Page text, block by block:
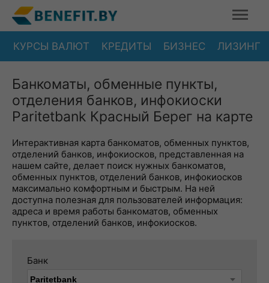
КУРСЫ ВАЛЮТ КРЕДИТЫ БИЗНЕС ЛИЗИНГ
Банкоматы, обменные пункты,
отделения банков, инфокиоски
Paritetbank Красный Берег на карте
Интерактивная карта банкоматов, обменных пунктов,
отделений банков, инфокиосков, представленная на
нашем сайте, делает поиск нужных банкоматов,
обменных пунктов, отделений банков, инфокиосков
максимально комфортным и быстрым. На ней
доступна полезная для пользователей информация:
адреса и время работы банкоматов, обменных
пунктов, отделений банков, инфокиосков.
Банк